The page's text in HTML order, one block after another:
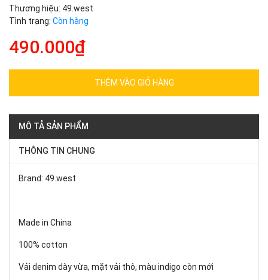
Thương hiệu: 49.west
Tình trạng: Còn hàng
490.000₫
THÊM VÀO GIỎ HÀNG
MÔ TẢ SẢN PHẨM
THÔNG TIN CHUNG
Brand: 49.west
Made in China
100% cotton
Vải denim dày vừa, mặt vải thô, màu indigo còn mới